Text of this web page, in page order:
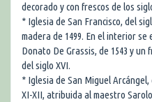
decorado y con frescos de los
* Iglesia de San Francisco, del
madera de 1499. En el interior
Donato De Grassis, de 1543 y un
del siglo XVI.
* Iglesia de San Miguel
XI-XII, atribuida al maestro